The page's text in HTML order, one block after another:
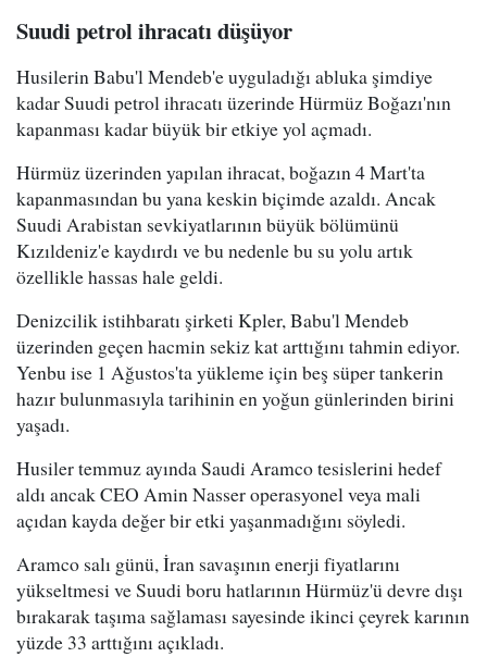
Suudi petrol ihracatı düşüyor
Husilerin Babu'l Mendeb'e uyguladığı abluka şimdiye
kadar Suudi petrol ihracatı üzerinde Hürmüz Boğazı'nın
kapanması kadar büyük bir etkiye yol açmadı.
Hürmüz üzerinden yapılan ihracat, boğazın 4 Mart'ta
kapanmasından bu yana keskin biçimde azaldı. Ancak
Suudi Arabistan sevkiyatlarının büyük bölümünü
Kızıldeniz'e kaydırdı ve bu nedenle bu su yolu artık
özellikle hassas hale geldi.
Denizcilik istihbaratı şirketi Kpler, Babu'l Mendeb
üzerinden geçen hacmin sekiz kat arttığını tahmin ediyor.
Yenbu ise 1 Ağustos'ta yükleme için beş süper tankerin
hazır bulunmasıyla tarihinin en yoğun günlerinden birini
yaşadı.
Husiler temmuz ayında Saudi Aramco tesislerini hedef
aldı ancak CEO Amin Nasser operasyonel veya mali
açıdan kayda değer bir etki yaşanmadığını söyledi.
Aramco salı günü, İran savaşının enerji fiyatlarını
yükseltmesi ve Suudi boru hatlarının Hürmüz'ü devre dışı
bırakarak taşıma sağlaması sayesinde ikinci çeyrek karının
yüzde 33 arttığını açıkladı.